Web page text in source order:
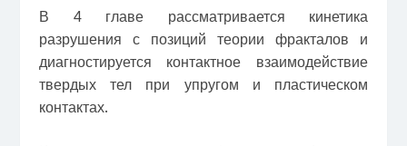
В 4 главе рассматривается кинетика
разрушения с позиций теории фракталов и
диагностируется контактное взаимодействие
твердых тел при упругом и пластическом
контактах.